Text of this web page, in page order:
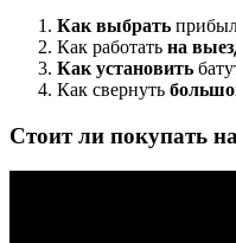
Как выбрать
Как работать на
Как установить
Как свернуть
Стоит ли покупать